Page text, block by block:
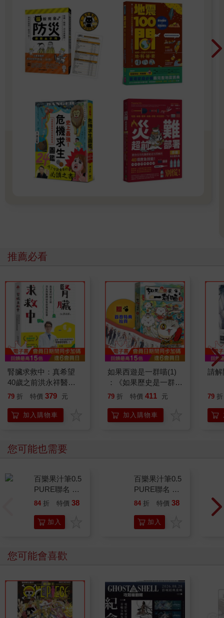
推薦必看
腎臟求救中：真希望
40歲之前洪永祥醫師
就告訴我這些事
79 折 特價 379 元
加入購物車
如果西遊是一群喵(1)
：《如果歷史是一群
喵》作者最新力作，附
79 折 特價 411 元
加入購物車
請解
79 折
您可能也需要
百樂果汁筆0.5
PURE聯名 頂
級白桃(限量)
84 折 特價 38
加入
百樂果汁筆0.5
PURE聯名 葡
萄(限量)
84 折 特價 38
加入
您可能會喜歡